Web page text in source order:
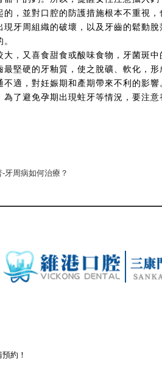
的，並對口腔的防護措施根本不重視
牙周組織的破壞，以及牙齒的鬆動
大，又喜食甜食或酸味食物，牙菌
最堅硬的牙釉質，使之脫礦、軟化，
適，對妊娠期和產期帶來不利的影
為了避免孕期出現蛀牙等情況，要注
牙周病如何治療？
約！